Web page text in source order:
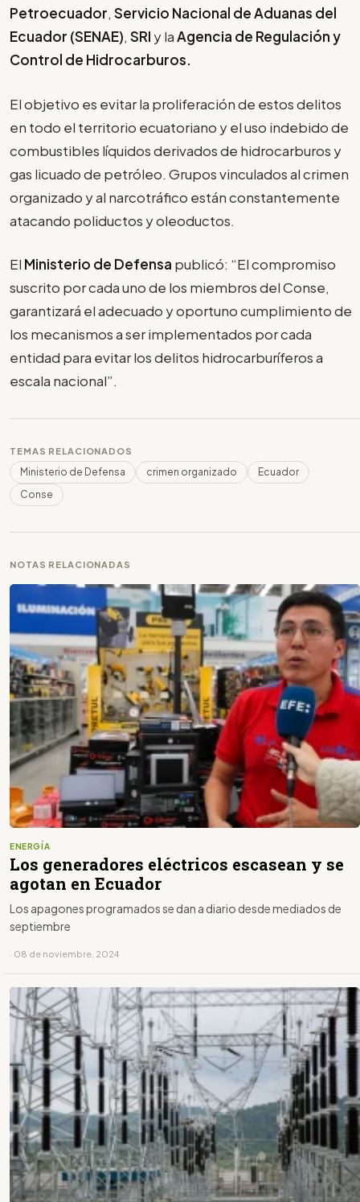
Petroecuador, Servicio Nacional de Aduanas del
Ecuador (SENAE), SRI y laAgencia de Regulación y
Control de Hidrocarburos.
El objetivo es evitar la proliferación de estos delitos
en todo el territorio ecuatoriano y el uso indebido de
combustibles líquidos derivados de hidrocarburos y
gas licuado de petróleo. Grupos vinculados al crimen
organizado y al narcotráfico están constantemente
atacando poliductos y oleoductos.
El Ministerio de Defensa publicó: “El compromiso
suscrito por cada uno de los miembros del Conse,
garantizará el adecuado y oportuno cumplimiento de
los mecanismos a ser implementados por cada
entidad para evitar los delitos hidrocarburíferos a
escala nacional”.
TEMAS RELACIONADOS
Ministerio de Defensa crimen organizado
Ecuador
Conse
NOTAS RELACIONADAS
ENERGÍA
Los generadores eléctricos escasean y se
agotan en Ecuador
Los apagones programados se dan a diario desde mediados de
septiembre
· 08 de noviembre, 2024